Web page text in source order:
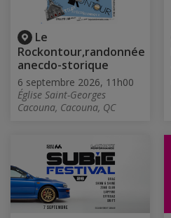
Le
Rockontour,randonnée
anecdo-storique
6 septembre 2026, 11h00
Église Saint-Georges
Cacouna, Cacouna, QC